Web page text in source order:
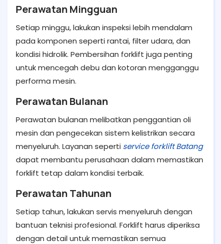
Perawatan Mingguan
Setiap minggu, lakukan inspeksi lebih mendalam
pada komponen seperti rantai, filter udara, dan
kondisi hidrolik. Pembersihan forklift juga penting
untuk mencegah debu dan kotoran mengganggu
performa mesin.
Perawatan Bulanan
Perawatan bulanan melibatkan penggantian oli
mesin dan pengecekan sistem kelistrikan secara
menyeluruh. Layanan seperti service forklift Batang
dapat membantu perusahaan dalam memastikan
forklift tetap dalam kondisi terbaik.
Perawatan Tahunan
Setiap tahun, lakukan servis menyeluruh dengan
bantuan teknisi profesional. Forklift harus diperiksa
dengan detail untuk memastikan semua